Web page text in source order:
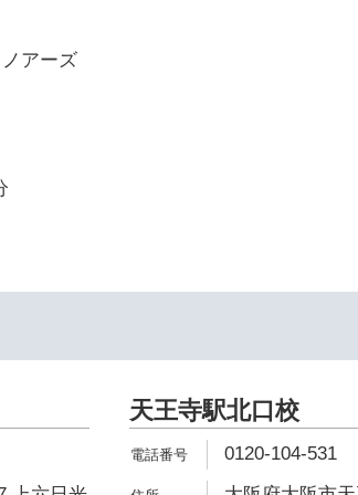
アーズ
天王寺駅北口校
0120-104-531